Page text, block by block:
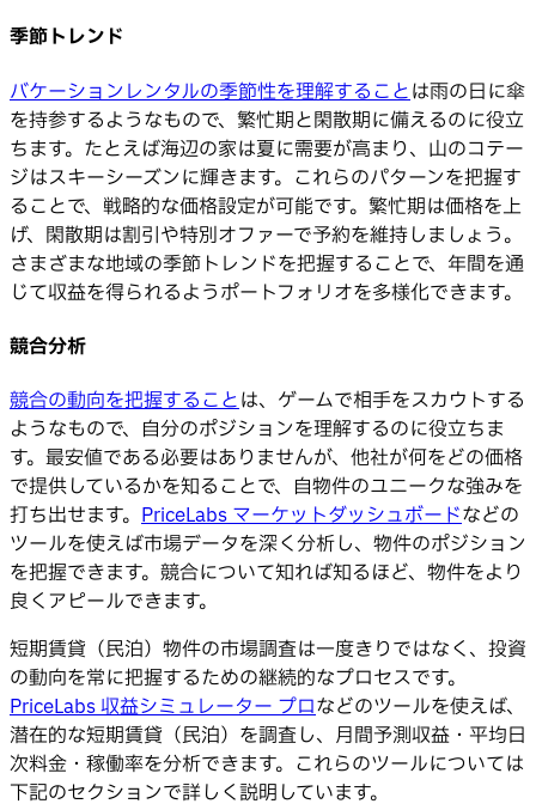
季節トレンド
バケーションレンタルの季節性を理解することは雨の日に傘
を持参するようなもので、繁忙期と閑散期に備えるのに役立
ちます。たとえば海辺の家は夏に需要が高まり、山のコテー
ジはスキーシーズンに輝きます。これらのパターンを把握す
ることで、戦略的な価格設定が可能です。繁忙期は価格を上
げ、閑散期は割引や特別オファーで予約を維持しましょう。
さまざまな地域の季節トレンドを把握することで、年間を通
じて収益を得られるようポートフォリオを多様化できます。
競合分析
競合の動向を把握することは、ゲームで相手をスカウトする
ようなもので、自分のポジションを理解するのに役立ちま
す。最安値である必要はありませんが、他社が何をどの価格
で提供しているかを知ることで、自物件のユニークな強みを
打ち出せます。 PriceLabs マーケットダッシュボードなどの
ツールを使えば市場データを深く分析し、物件のポジション
を把握できます。競合について知れば知るほど、物件をより
良くアピールできます。
短期賃貸（民泊）物件の市場調査は一度きりではなく、投資
の動向を常に把握するための継続的なプロセスです。
PriceLabs 収益シミュレーター プロなどのツールを使えば、
潜在的な短期賃貸（民泊）を調査し、月間予測収益・平均日
次料金・稼働率を分析できます。これらのツールについては
下記のセクションで詳しく説明しています。